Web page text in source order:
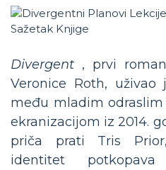
Divergent , prvi
Veronice Roth,
među mladim
ekranizacijom iz 2014.
priča prati Tris
identitet